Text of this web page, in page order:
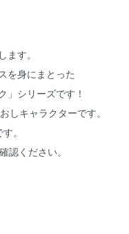
す。
を身にまとった
」シリーズです！
しキャラクターです。
。
認ください。